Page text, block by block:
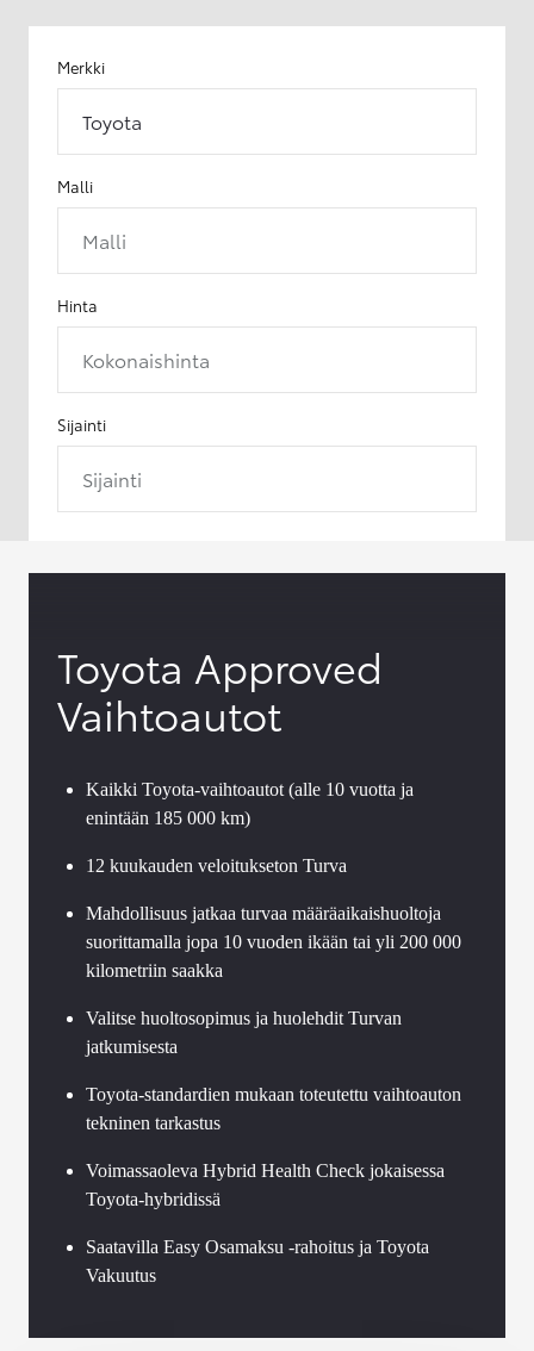
Merkki
Toyota
Malli
Malli
Hinta
Kokonaishinta
Sijainti
Sijainti
Toyota Approved
Vaihtoautot
Kaikki Toyota-vaihtoautot (alle 10 vuotta ja
enintään 185 000 km)
12 kuukauden veloitukseton Turva
Mahdollisuus jatkaa turvaa määräaikaishuoltoja
suorittamalla jopa 10 vuoden ikään tai yli 200 000
kilometriin saakka
Valitse huoltosopimus ja huolehdit Turvan
jatkumisesta
Toyota-standardien mukaan toteutettu vaihtoauton
tekninen tarkastus
Voimassaoleva Hybrid Health Check jokaisessa
Toyota-hybridissä
Saatavilla Easy Osamaksu -rahoitus ja Toyota
Vakuutus